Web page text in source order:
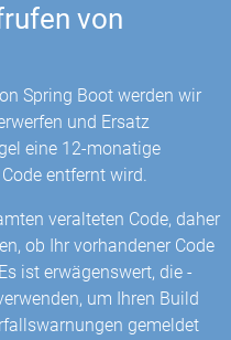
von
Spring Boot werden wir
und Ersatz
eine 12-monatige
entfernt wird.
veralteten Code, daher
ob Ihr vorhandener Code
ist erwägenswert, die -
um Ihren Build
gemeldet